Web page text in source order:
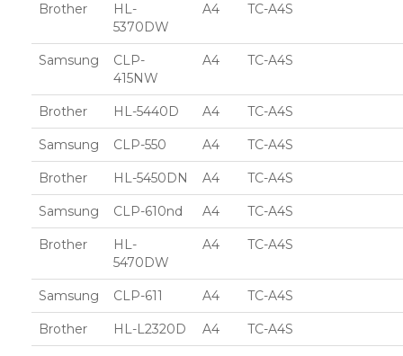
Brother
HL-
5370DW
A4 TC-A4S
Samsung
CLP-
415NW
A4 TC-A4S
Brother HL-5440D A4 TC-A4S
Samsung CLP-550 A4 TC-A4S
Brother HL-5450DN A4 TC-A4S
Samsung CLP-610nd A4 TC-A4S
Brother
HL-
5470DW
A4 TC-A4S
Samsung CLP-611 A4 TC-A4S
Brother HL-L2320D A4 TC-A4S